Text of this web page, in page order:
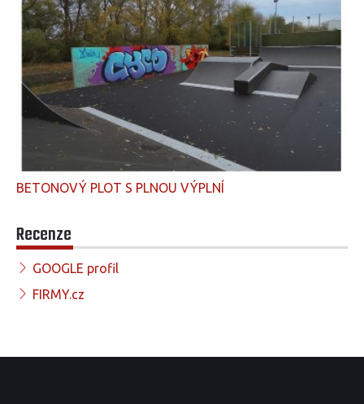
BETONOVÝ PLOT S PLNOU VÝPLNÍ
Recenze
GOOGLE profil
FIRMY.cz